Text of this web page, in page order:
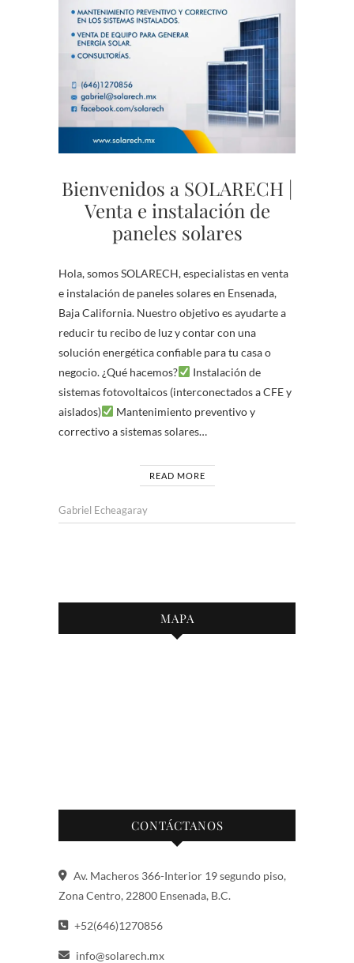
Bienvenidos a SOLARECH |
Venta e instalación de
paneles solares
Hola, somos SOLARECH, especialistas en venta
e instalación de paneles solares en Ensenada,
Baja California. Nuestro objetivo es ayudarte a
reducir tu recibo de luz y contar con una
solución energética confiable para tu casa o
negocio. ¿Qué hacemos?
Instalación de
sistemas fotovoltaicos (interconectados a CFE y
aislados)
Mantenimiento preventivo y
correctivo a sistemas solares…
READ MORE
Gabriel Echeagaray
MAPA
CONTÁCTANOS
Av. Macheros 366-Interior 19 segundo piso,
Zona Centro, 22800 Ensenada, B.C.
+52(646)1270856
info@solarech.mx